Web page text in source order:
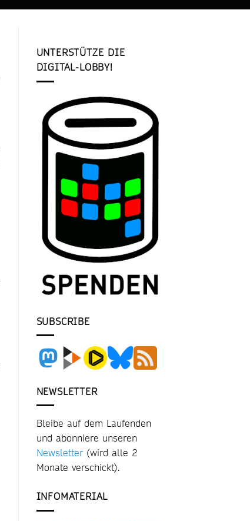
UNTERSTÜTZE DIE
DIGITAL-LOBBY!
SUBSCRIBE
NEWSLETTER
Bleibe auf dem Laufenden
und abonniere unseren
Newsletter(wird alle 2
Monate verschickt).
INFOMATERIAL